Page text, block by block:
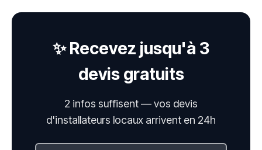
✨ Recevez jusqu'à 3
devis gratuits
2 infos suffisent — vos devis
d'installateurs locaux arrivent en 24h